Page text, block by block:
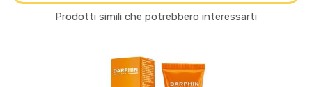
Prodotti simili che potrebbero interessarti